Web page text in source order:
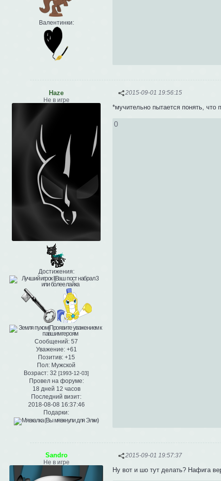
Валентинки:
2015-09-01 19:56:15
Haze
Не в игре
Достижения:
Сообщений: 57
Уважение: +61
Позитив: +15
Пол: Мужской
Возраст: 32 [1993-12-03]
Провел на форуме:
18 дней 12 часов
Последний визит:
2018-08-08 16:37:46
Подарки:
*мучительно пытается понять, что
0
2015-09-01 19:57:37
Sandro
Не в игре
Ну вот и шо тут делать? Нафига